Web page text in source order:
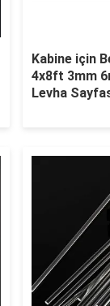
Kabine için
4x8ft 3mm
Levha